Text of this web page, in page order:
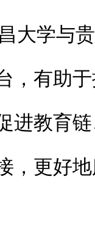
大学与
，有助
进教育
，更好